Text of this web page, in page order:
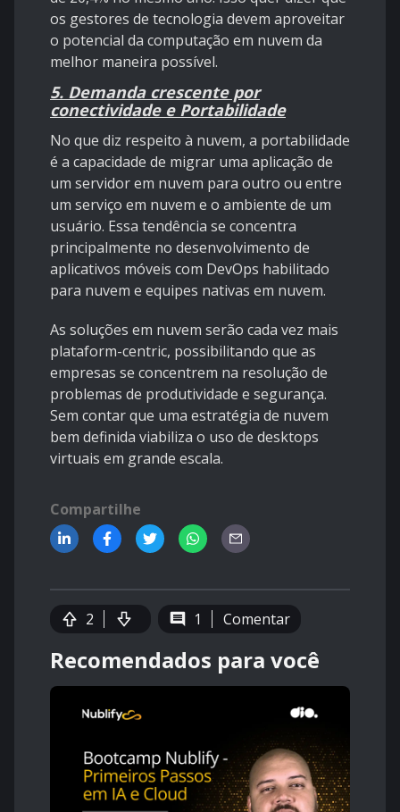
os gestores de tecnologia devem aproveitar
o potencial da computação em nuvem da
melhor maneira possível.
5. Demanda crescente por
conectividade e Portabilidade
No que diz respeito à nuvem, a portabilidade
é a capacidade de migrar uma aplicação de
um servidor em nuvem para outro ou entre
um serviço em nuvem e o ambiente de um
usuário. Essa tendência se concentra
principalmente no desenvolvimento de
aplicativos móveis com DevOps habilitado
para nuvem e equipes nativas em nuvem.
As soluções em nuvem serão cada vez mais
plataform-centric, possibilitando que as
empresas se concentrem na resolução de
problemas de produtividade e segurança.
Sem contar que uma estratégia de nuvem
bem definida viabiliza o uso de desktops
virtuais em grande escala.
Compartilhe
2 1 Comentar
Recomendados para você